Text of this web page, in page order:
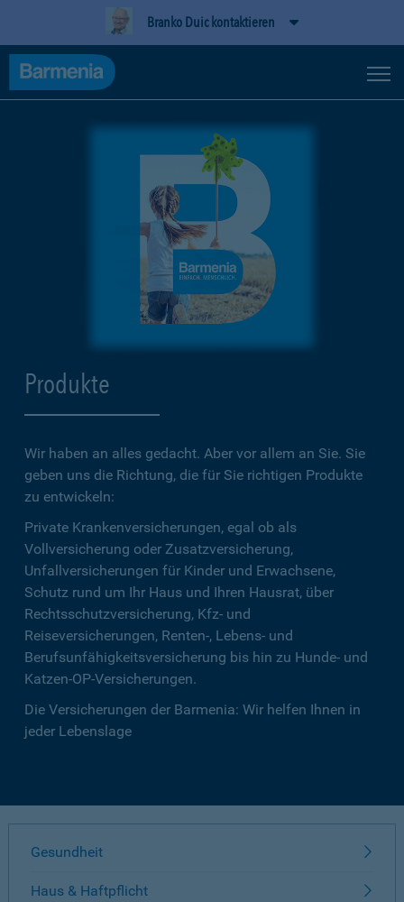
Branko Duic kontaktieren
Produkte
Wir haben an alles gedacht. Aber vor allem an Sie. Sie
geben uns die Richtung, die für Sie richtigen Produkte
zu entwickeln:
Private Krankenversicherungen, egal ob als
Vollversicherung oder Zusatzversicherung,
Unfallversicherungen für Kinder und Erwachsene,
Schutz rund um Ihr Haus und Ihren Hausrat, über
Rechtsschutzversicherung, Kfz- und
Reiseversicherungen, Renten-, Lebens- und
Berufsunfähigkeitsversicherung bis hin zu Hunde- und
Katzen-OP-Versicherungen.
Die Versicherungen der Barmenia: Wir helfen Ihnen in
jeder Lebenslage
Gesundheit
Haus & Haftpflicht